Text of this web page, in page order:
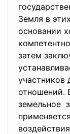
Земля в
основании
затем
участников
отношений.
земельное